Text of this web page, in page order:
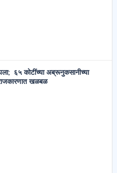
६५ कोटींच्या अब्रूनुकसानीच्या
खळबळ